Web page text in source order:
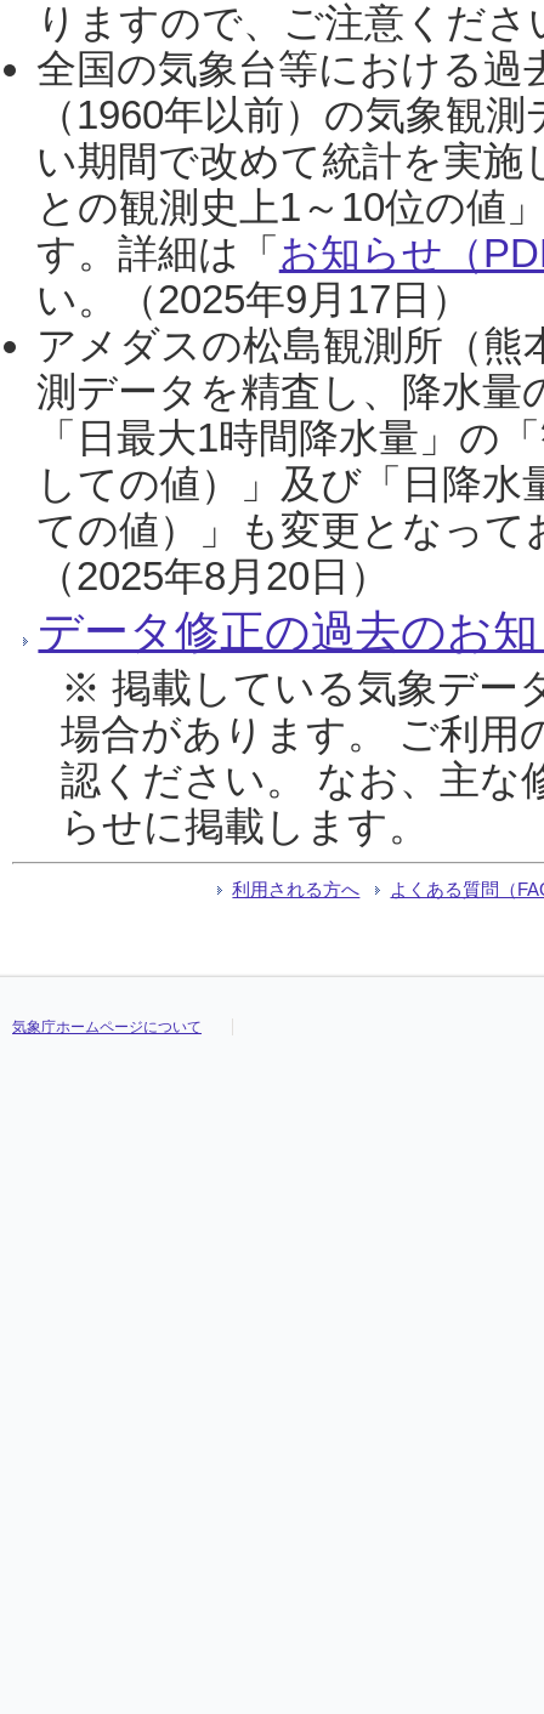
りますので、ご注意くだ
全国の気象台等における過
（1960年以前）の気象観
い期間で改めて統計を実
との観測史上1～10位の値
す。詳細は「 お知らせ（
い。（2025年9月17日）
アメダスの松島観測所（熊
測データを精査し、降水
「日最大1時間降水量」の
しての値）」及び「日降
ての値）」も変更となっ
（2025年8月20日）
データ修正の過去のお
※ 掲載している気象デー
場合があります。 ご利用
認ください。 なお、主な
らせに掲載します。
利用される方へ よくある質問（
気象庁ホームページについて